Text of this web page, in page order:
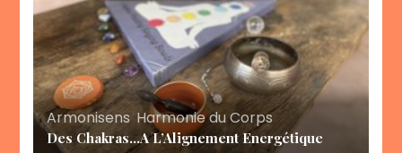
Armonisens, Harmonie du Corps
Des Chakras…A L’Alignement Energétique